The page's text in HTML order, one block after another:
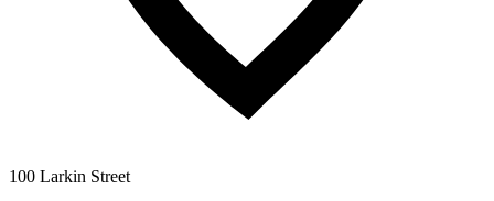
100 Larkin Street